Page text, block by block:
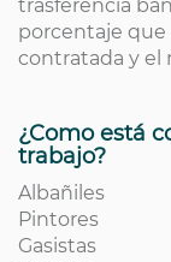
trasferencia
porcentaje que
contratada y el
¿Como está
trabajo?
Albañiles
Pintores
Gasistas